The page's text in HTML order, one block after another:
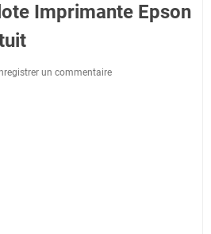
Imprimante Epson
un commentaire